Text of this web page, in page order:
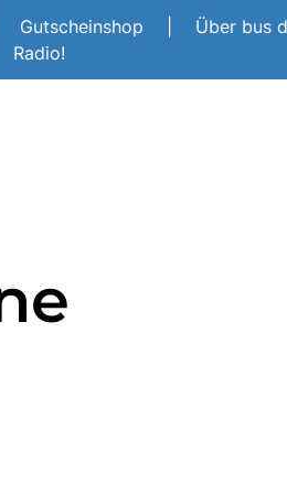
Gutscheinshop Über bus
Radio!